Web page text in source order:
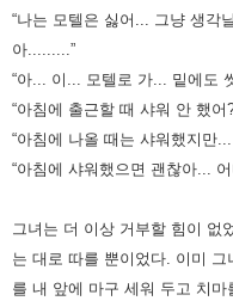
“나는 모텔은 싫어... 그냥 생각
아.........”
“아... 이... 모텔로 가... 밑에도
“아침에 출근할 때 샤워 안 했
“아침에 나올 때는 샤워했지만
“아침에 샤워했으면 괜찮아...
그녀는 더 이상 거부할 힘이 없
는 대로 따를 뿐이었다. 이미 그
를 내 앞에 마구 세워 두고 치마